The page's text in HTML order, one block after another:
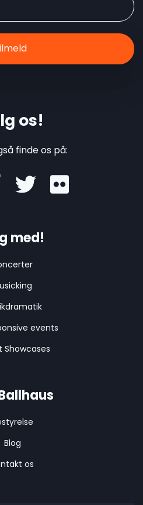
os!
finde os på:
med!
events
Showcases
Blog
os